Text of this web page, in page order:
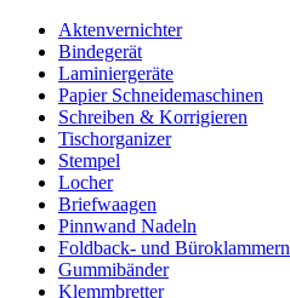
Aktenvernichter
Bindegerät
Laminiergeräte
Papier Schneidemaschinen
Schreiben & Korrigieren
Tischorganizer
Stempel
Locher
Briefwaagen
Pinnwand Nadeln
Foldback- und Büroklammern
Gummibänder
Klemmbretter